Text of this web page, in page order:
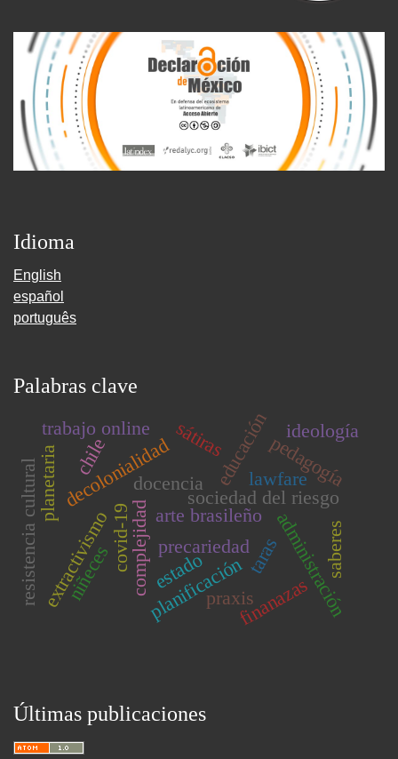
Idioma
English
español
português
Palabras clave
decolonialidad
complejidad
docencia
sociedad del riesgo
trabajo online
precariedad administración
educación
planificación
pedagogía
praxis
covid-19
ideología
estado
finanazas
extractivismo
chile
taras
sátiras
planetaria
niñeces
resistencia cultural arte brasileño
lawfare
saberes
Últimas publicaciones